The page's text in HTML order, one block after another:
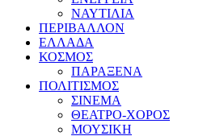
ΝΑΥΤΙΛΙΑ
ΠΕΡΙΒΑΛΛΟΝ
ΕΛΛΑΔΑ
ΚΟΣΜΟΣ
ΠΑΡΑΞΕΝΑ
ΠΟΛΙΤΙΣΜΟΣ
ΣΙΝΕΜΑ
ΘΕΑΤΡΟ-ΧΟΡΟΣ
ΜΟΥΣΙΚΗ